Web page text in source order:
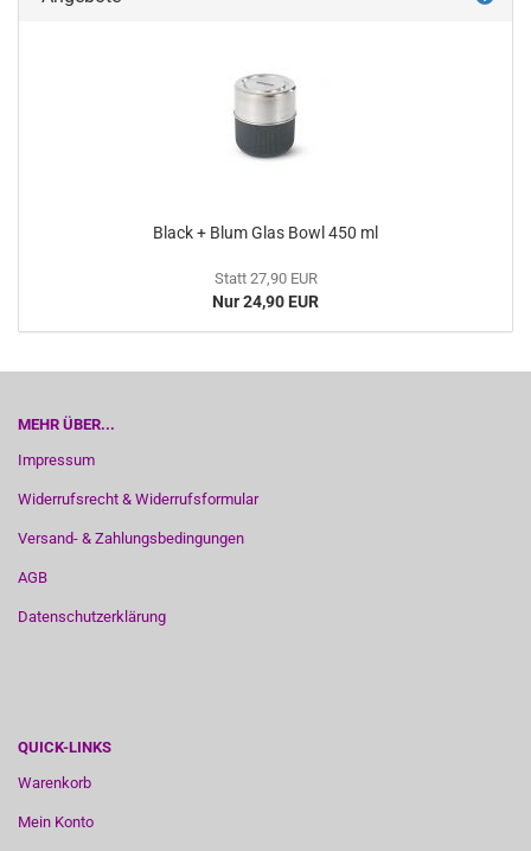
Black + Blum Glas Bowl 450 ml
Statt 27,90 EUR
Nur 24,90 EUR
MEHR ÜBER...
Impressum
Widerrufsrecht & Widerrufsformular
Versand- & Zahlungsbedingungen
AGB
Datenschutzerklärung
QUICK-LINKS
Warenkorb
Mein Konto